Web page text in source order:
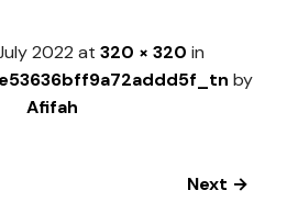
2022 at 320 × 320 in
by
Afifah
Next →